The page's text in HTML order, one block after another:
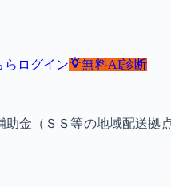
ら ログイン 無料AI診断
金（ＳＳ等の地域配送拠